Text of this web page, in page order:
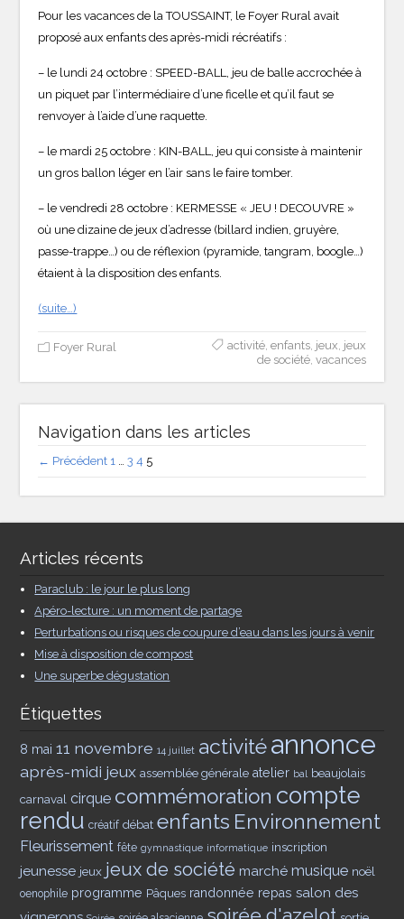
Pour les vacances de la TOUSSAINT, le Foyer Rural avait
proposé aux enfants des après-midi récréatifs :
– le lundi 24 octobre : SPEED-BALL, jeu de balle accrochée à
un piquet par l’intermédiaire d’une ficelle et qu’il faut se
renvoyer à l’aide d’une raquette.
– le mardi 25 octobre : KIN-BALL, jeu qui consiste à maintenir
un gros ballon léger en l’air sans le faire tomber.
– le vendredi 28 octobre : KERMESSE « JEU ! DECOUVRE »
où une dizaine de jeux d’adresse (billard indien, gruyère,
passe-trappe…) ou de réflexion (pyramide, tangram, boogle…)
étaient à la disposition des enfants.
(suite…)
Foyer Rural activité, enfants, jeux jeux
de société, vacances
Navigation dans les articles
← Précédent 1 3 4 5
Articles récents
Paraclub : le jour le plus long
Apéro-lecture : un moment de partage
Perturbations ou risques de coupure d’eau dans les jours à venir
Mise à disposition de compost
Une superbe dégustation
Étiquettes
8 mai 11 novembre 14 juillet activitéannonce
après-midi jeux assemblée générale atelier bal beaujolais
carnaval cirque commémoration compte
rendu créatif débat enfants Environnement
Fleurissement fête gymnastique informatique inscription
jeunesse jeux jeux de société marché musique noël
oenophile programme Pâques randonnée repas salon des